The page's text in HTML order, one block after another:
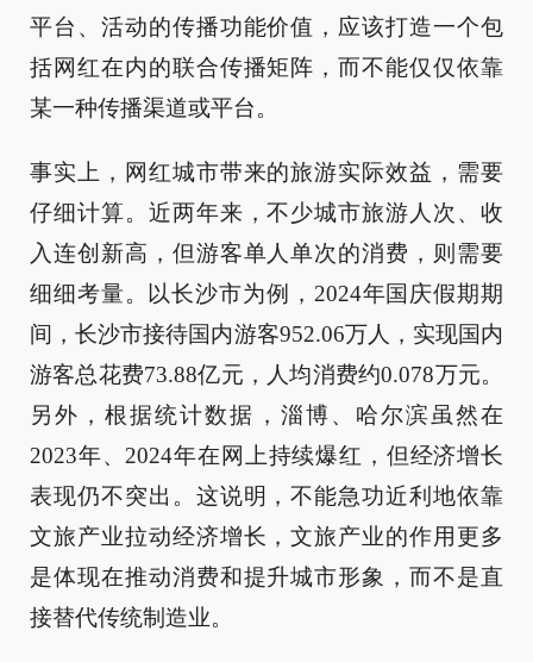
平台、活动的传播功能价值，应该打造一个包
括网红在内的联合传播矩阵，而不能仅仅依靠
某一种传播渠道或平台。
事实上，网红城市带来的旅游实际效益，需要
仔细计算。近两年来，不少城市旅游人次、收
入连创新高，但游客单人单次的消费，则需要
细细考量。以长沙市为例，2024年国庆假期期
间，长沙市接待国内游客952.06万人，实现国内
游客总花费73.88亿元，人均消费约0.078万元。
另外，根据统计数据，淄博、哈尔滨虽然在
2023年、2024年在网上持续爆红，但经济增长
表现仍不突出。这说明，不能急功近利地依靠
文旅产业拉动经济增长，文旅产业的作用更多
是体现在推动消费和提升城市形象，而不是直
接替代传统制造业。